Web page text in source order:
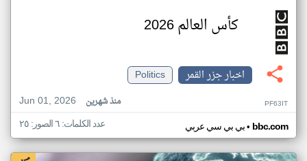
كأس العالم 2026
اخبار جزر القمر
Politics
Jun 01, 2026
منذ شهرين PF63IT
بي بي سي عربي• bbc.com عدد الكلمات: ٦ الصور: ٢٥